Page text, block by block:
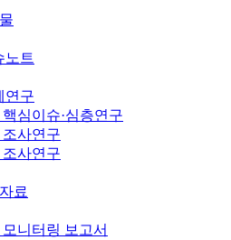
노트
연구
심이슈·심층연구
사연구
사연구
료
니터링 보고서